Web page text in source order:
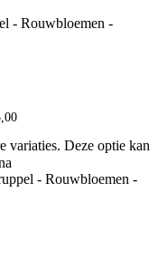
variaties. Deze optie kan